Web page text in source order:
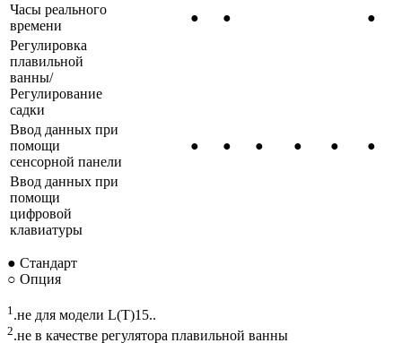
Часы реального
времени
● ●
●
Регулировка
плавильной
ванны/
Регулирование
садки
Ввод данных при
помощи
сенсорной панели
● ● ● ● ● ●
Ввод данных при
помощи
цифровой
клавиатуры
● Стандарт
○ Опция
1 .не для модели L(T)15..
2.не в качестве регулятора плавильной ванны